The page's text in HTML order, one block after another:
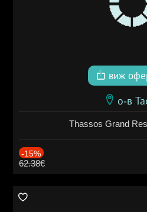
виж
о-в
Thassos Grand
-15%
62.38€